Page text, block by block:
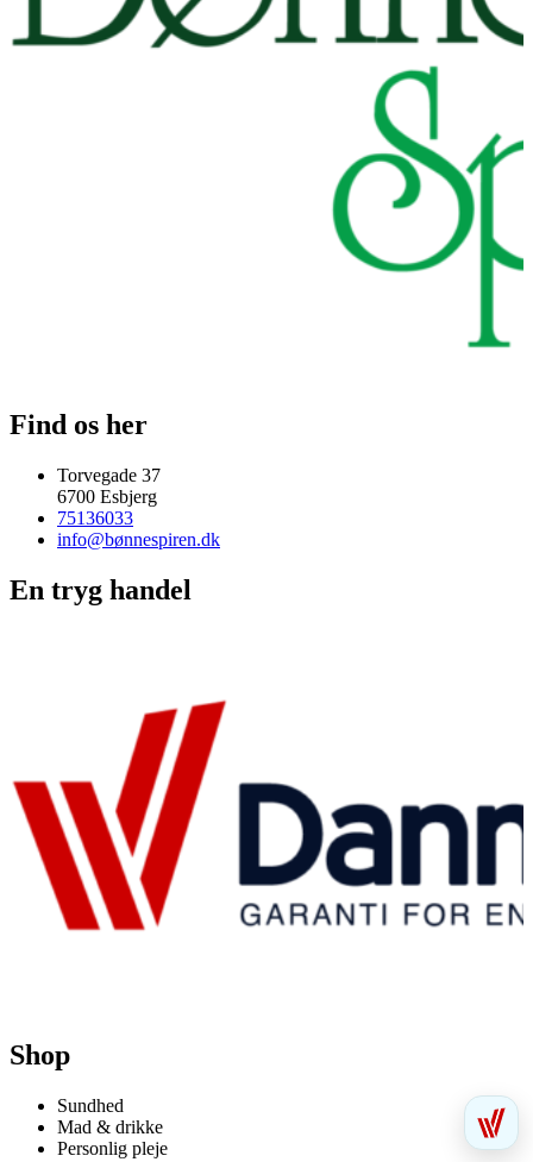
Find os her
Torvegade 37
6700 Esbjerg
75136033
info@bønnespiren.dk
En tryg handel
Shop
Sundhed
Mad & drikke
Personlig pleje